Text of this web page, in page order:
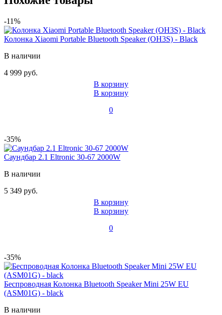
-11%
Колонка Xiaomi Portable Bluetooth Speaker (OH3S) - Black
В наличии
4 999 руб.
В корзину
В корзину
0
-35%
Саундбар 2.1 Eltronic 30-67 2000W
В наличии
5 349 руб.
В корзину
В корзину
0
-35%
Беспроводная Колонка Bluetooth Speaker Mini 25W EU
(ASM01G) - black
В наличии